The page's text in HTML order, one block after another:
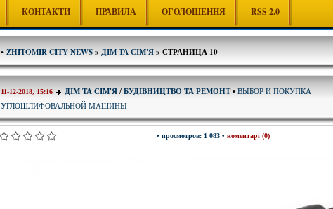
КОНТАКТИ ПРАВИЛА ОГОЛОШЕННЯ RSS 2.0
• ZHITOMIR CITY NEWS» ДІМ ТА СІМ'Я» СТРАНИЦА 10
11-12-2018, 15:16 ДІМ ТА СІМ'Я / БУДІВНИЦТВО ТА РЕМОНТ• ВЫБОР И ПОКУПКА
УГЛОШЛИФОВАЛЬНОЙ МАШИНЫ
• просмотров: 1 083 • коментарі (0)